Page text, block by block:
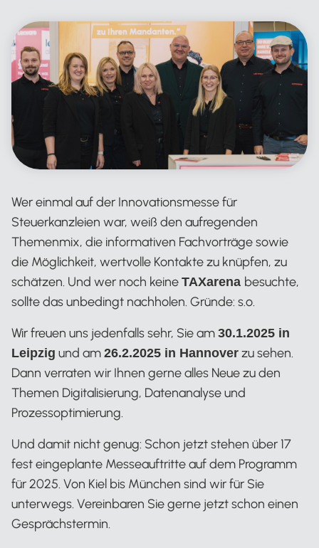
Wer einmal auf der Innovationsmesse für
Steuerkanzleien war, weiß den aufregenden
Themenmix, die informativen Fachvorträge sowie
die Möglichkeit, wertvolle Kontakte zu knüpfen, zu
schätzen. Und wer noch keine TAXarena besuchte,
sollte das unbedingt nachholen. Gründe: s.o.
Wir freuen uns jedenfalls sehr, Sie am 30.1.2025 in
Leipzig und am 26.2.2025 in Hannover zu sehen.
Dann verraten wir Ihnen gerne alles Neue zu den
Themen Digitalisierung, Datenanalyse und
Prozessoptimierung.
Und damit nicht genug: Schon jetzt stehen über 17
fest eingeplante Messeauftritte auf dem Programm
für 2025. Von Kiel bis München sind wir für Sie
unterwegs. Vereinbaren Sie gerne jetzt schon einen
Gesprächstermin.